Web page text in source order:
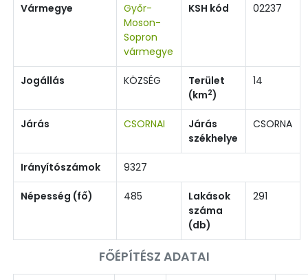
Vármegye
Győr-
Moson-
Sopron
vármegye
KSH kód 02237
Jogállás KÖZSÉG
Terület
(km2)
14
Járás CSORNAI
Járás
székhelye
CSORNA
Irányítószámok 9327
Népesség (fő) 485
Lakások
száma
(db)
291
FŐÉPÍTÉSZ ADATAI